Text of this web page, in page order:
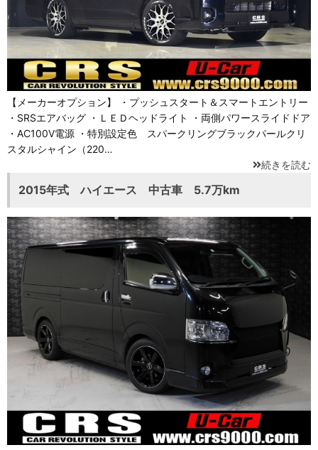
【メーカーオプション】 ・プッシュスタート＆スマートエントリー
・SRSエアバッグ ・ＬＥＤヘッドライト ・両側パワースライドドア
・AC100V電源 ・特別設定色 スパークリングブラックパールクリ
スタルシャイン（220…
続きを読む
2015年式 ハイエース 中古車 5.7万km